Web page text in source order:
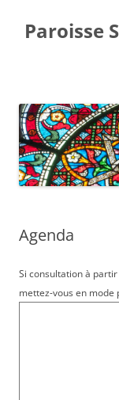
contenu
Paroisse
Agenda
Si consultation à partir
mettez-vous en mode